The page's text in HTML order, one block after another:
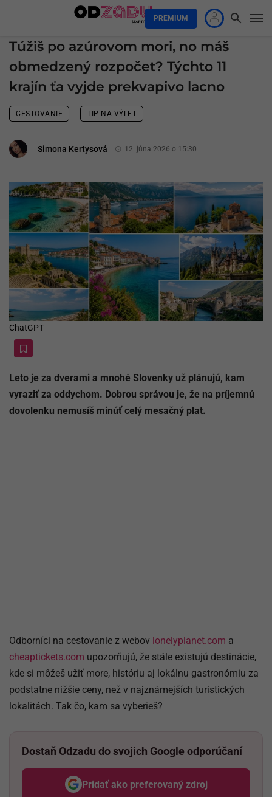
PREMIUM
Túžiš po azúrovom mori, no máš
obmedzený rozpočet? Týchto 11
krajín ťa vyjde prekvapivo lacno
CESTOVANIE TIP NA VÝLET
Simona Kertysová 12. júna 2026 o 15:30
ChatGPT
Leto je za dverami a mnohé Slovenky už plánujú, kam
vyraziť za oddychom. Dobrou správou je, že na príjemnú
dovolenku nemusíš minúť celý mesačný plat.
Odborníci na cestovanie z webov lonelyplanet.com a
cheaptickets.com upozorňujú, že stále existujú destinácie,
kde si môžeš užiť more, históriu aj lokálnu gastronómiu za
podstatne nižšie ceny, než v najznámejších turistických
lokalitách. Tak čo, kam sa vyberieš?
Dostaň Odzadu do svojich Google odporúčaní
Pridať ako preferovaný zdroj
Odzadu, odkaz sa otvorí v